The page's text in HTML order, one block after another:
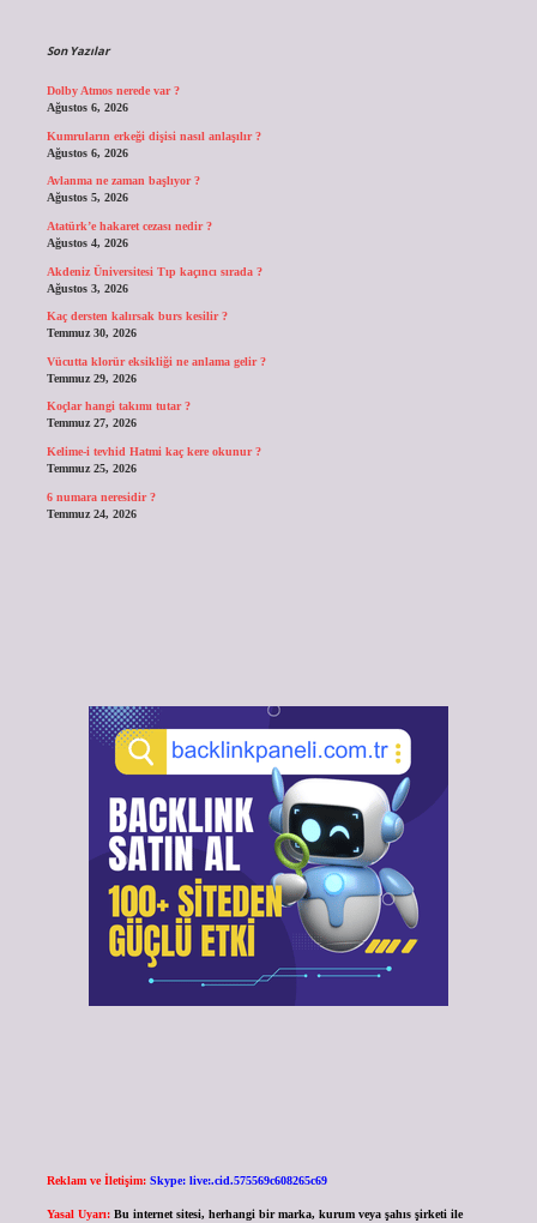
Son Yazılar
Dolby Atmos nerede var ?
Ağustos 6, 2026
Kumruların erkeği dişisi nasıl anlaşılır ?
Ağustos 6, 2026
Avlanma ne zaman başlıyor ?
Ağustos 5, 2026
Atatürk’e hakaret cezası nedir ?
Ağustos 4, 2026
Akdeniz Üniversitesi Tıp kaçıncı sırada ?
Ağustos 3, 2026
Kaç dersten kalırsak burs kesilir ?
Temmuz 30, 2026
Vücutta klorür eksikliği ne anlama gelir ?
Temmuz 29, 2026
Koçlar hangi takımı tutar ?
Temmuz 27, 2026
Kelime-i tevhid Hatmi kaç kere okunur ?
Temmuz 25, 2026
6 numara neresidir ?
Temmuz 24, 2026
Reklam ve İletişim: Skype: live:.cid.575569c608265c69
Yasal Uyarı: Bu internet sitesi, herhangi bir marka, kurum veya şahıs şirketi ile